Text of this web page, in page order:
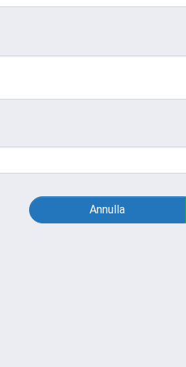
Annulla